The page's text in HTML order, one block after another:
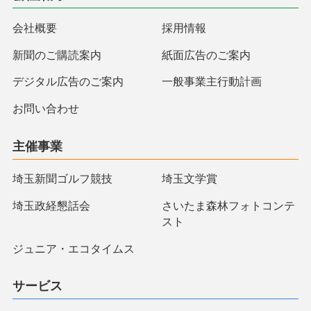
会社概要 採用情報
新聞のご購読案内 紙面広告のご案内
デジタル広告のご案内 一般事業主行動計画
お問い合わせ
主催事業
埼玉新聞ゴルフ競技 埼玉文学賞
埼玉政経懇話会
さいたま森林フォトコンテ
スト
ジュニア・エコタイムス
サービス